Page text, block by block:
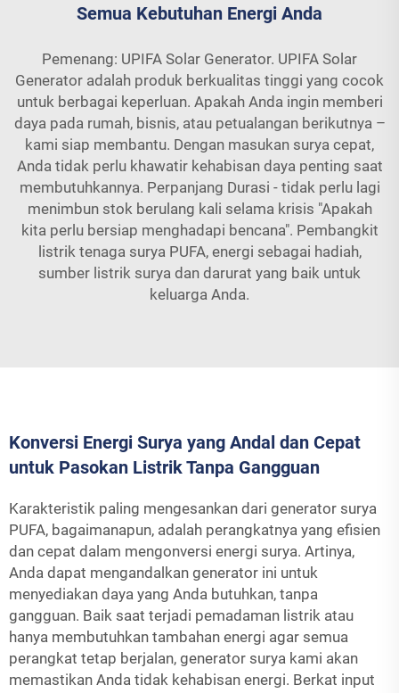
Semua Kebutuhan Energi Anda
Pemenang: UPIFA Solar Generator. UPIFA Solar
Generator adalah produk berkualitas tinggi yang cocok
untuk berbagai keperluan. Apakah Anda ingin memberi
daya pada rumah, bisnis, atau petualangan berikutnya –
kami siap membantu. Dengan masukan surya cepat,
Anda tidak perlu khawatir kehabisan daya penting saat
membutuhkannya. Perpanjang Durasi - tidak perlu lagi
menimbun stok berulang kali selama krisis "Apakah
kita perlu bersiap menghadapi bencana". Pembangkit
listrik tenaga surya PUFA, energi sebagai hadiah,
sumber listrik surya dan darurat yang baik untuk
keluarga Anda.
Konversi Energi Surya yang Andal dan Cepat
untuk Pasokan Listrik Tanpa Gangguan
Karakteristik paling mengesankan dari generator surya
PUFA, bagaimanapun, adalah perangkatnya yang efisien
dan cepat dalam mengonversi energi surya. Artinya,
Anda dapat mengandalkan generator ini untuk
menyediakan daya yang Anda butuhkan, tanpa
gangguan. Baik saat terjadi pemadaman listrik atau
hanya membutuhkan tambahan energi agar semua
perangkat tetap berjalan, generator surya kami akan
memastikan Anda tidak kehabisan energi. Berkat input